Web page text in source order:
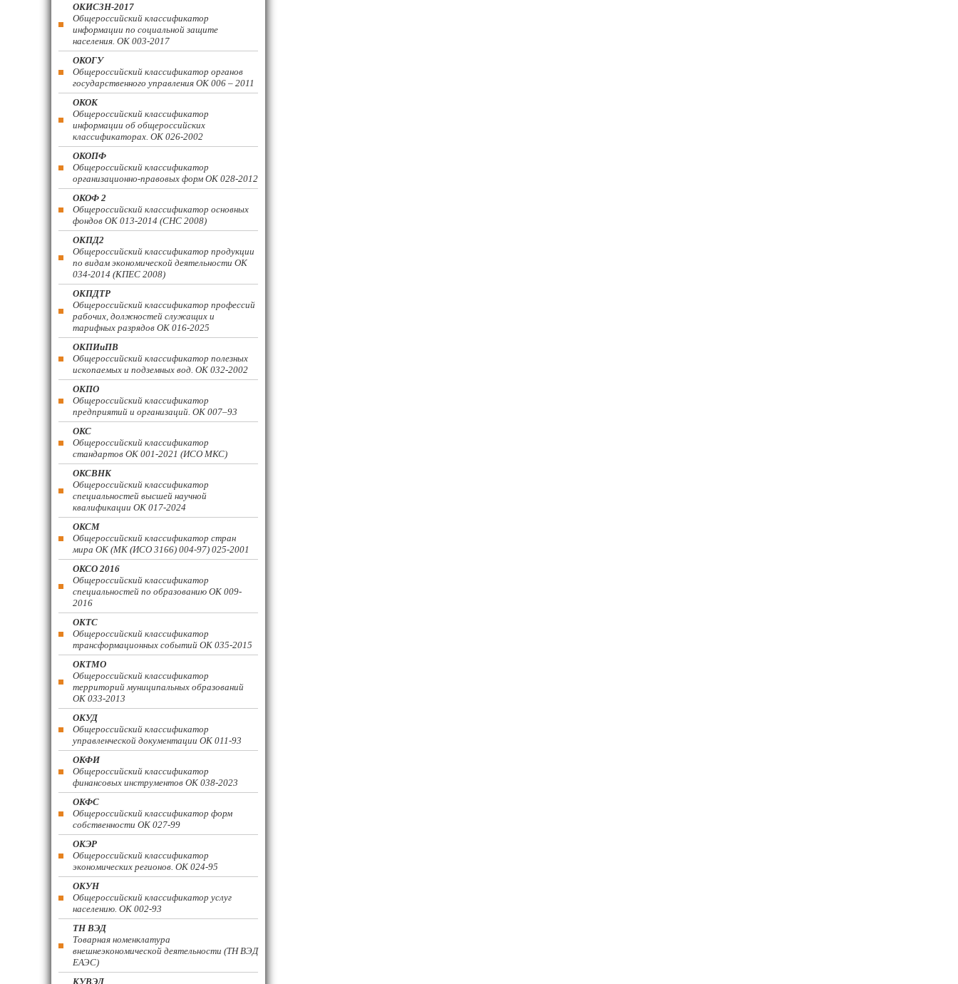
ОКИСЗН-2017
Общероссийский классификатор
информации по социальной защите
населения. ОК 003-2017
ОКОГУ
Общероссийский классификатор органов
государственного управления ОК 006 – 2011
ОКОК
Общероссийский классификатор
информации об общероссийских
классификаторах. ОК 026-2002
ОКОПФ
Общероссийский классификатор
организационно-правовых форм ОК 028-2012
ОКОФ 2
Общероссийский классификатор основных
фондов ОК 013-2014 (СНС 2008)
ОКПД2
Общероссийский классификатор продукции
по видам экономической деятельности ОК
034-2014 (КПЕС 2008)
ОКПДТР
Общероссийский классификатор профессий
рабочих, должностей служащих и
тарифных разрядов ОК 016-2025
ОКПИиПВ
Общероссийский классификатор полезных
ископаемых и подземных вод. ОК 032-2002
ОКПО
Общероссийский классификатор
предприятий и организаций. ОК 007–93
ОКС
Общероссийский классификатор
стандартов ОК 001-2021 (ИСО МКС)
ОКСВНК
Общероссийский классификатор
специальностей высшей научной
квалификации ОК 017-2024
ОКСМ
Общероссийский классификатор стран
мира ОК (МК (ИСО 3166) 004-97) 025-2001
ОКСО 2016
Общероссийский классификатор
специальностей по образованию ОК 009-
2016
ОКТС
Общероссийский классификатор
трансформационных событий ОК 035-2015
ОКТМО
Общероссийский классификатор
территорий муниципальных образований
ОК 033-2013
ОКУД
Общероссийский классификатор
управленческой документации ОК 011-93
ОКФИ
Общероссийский классификатор
финансовых инструментов OK 038-2023
ОКФС
Общероссийский классификатор форм
собственности ОК 027-99
ОКЭР
Общероссийский классификатор
экономических регионов. ОК 024-95
ОКУН
Общероссийский классификатор услуг
населению. ОК 002-93
ТН ВЭД
Товарная номенклатура
внешнеэкономической деятельности (ТН ВЭД
ЕАЭС)
КУВЭД